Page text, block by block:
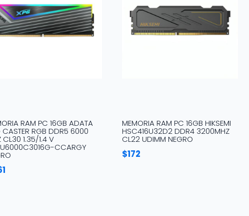
RAM PC 16GB ADATA
CASTER RGB DDR5 6000
CL30 1.35/1.4 V
CCARGY
MEMORIA RAM PC 16GB HIKSEMI
HSC416U32D2 DDR4 3200MHZ
CL22 UDIMM NEGRO
$172